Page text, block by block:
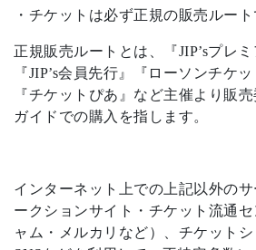
・チケットは必ず正規の販売ルー
正規販売ルートとは、『JIP’sプレミ
『JIP’s会員先行』『ローソンチケ
『チケットぴあ』など主催より販
ガイドでの購入を指します。
インターネット上での上記以外の
ークションサイト・チケット流通
ャム・メルカリなど）、チケットシ